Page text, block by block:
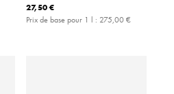
27,50 €
Prix de base pour 1 l : 275,00 €